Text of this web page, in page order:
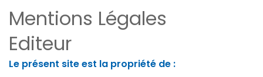
Mentions Légales
Editeur
Le présent site est la propriété de :